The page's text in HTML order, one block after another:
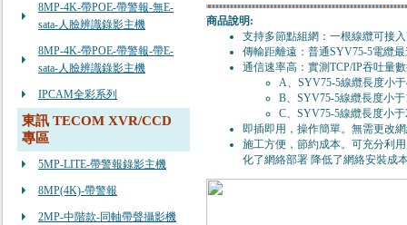
8MP-4K-帶POE-帶警報-無E-
sata-人臉辨識錄影主機
8MP-4K-帶POE-帶警報-帶E-
sata-人臉辨識錄影主機
IPCAM全彩系列
東訊 TECOM XVR/CCD
專區
5MP-LITE-帶警報錄影主機
8MP(4K)-帶警報
2MP-中階款-同軸帶聲攝影機
商品說明:
支持多節點組網：一根線纜可接
傳輸距離遠：普通SYV75-5電纜
通信速率高：實測TCP/IP吞吐量
A、SYV75-5線纜長度小
B、SYV75-5線纜長度小
C、SYV75-5線纜長度小
即插即用，操作簡單。無需更改
施工方便，節約成本。可充分利
化了網絡部署 降低了網絡安裝成